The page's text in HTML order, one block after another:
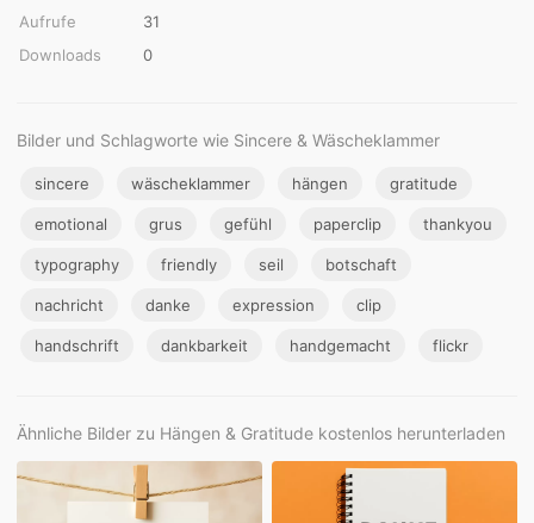
Aufrufe
31
Downloads
0
Bilder und Schlagworte wie Sincere & Wäscheklammer
sincere wäscheklammer hängen gratitude
emotional grus gefühl paperclip thankyou
typography friendly seil botschaft
nachricht danke expression clip
handschrift dankbarkeit handgemacht flickr
Ähnliche Bilder zu Hängen & Gratitude kostenlos herunterladen